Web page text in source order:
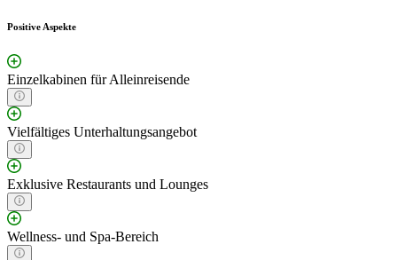
Positive Aspekte
Einzelkabinen für Alleinreisende
Vielfältiges Unterhaltungsangebot
Exklusive Restaurants und Lounges
Wellness- und Spa-Bereich